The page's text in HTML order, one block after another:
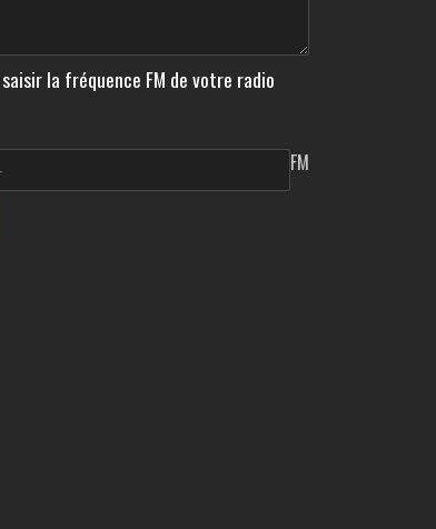
la fréquence FM de votre radio
FM